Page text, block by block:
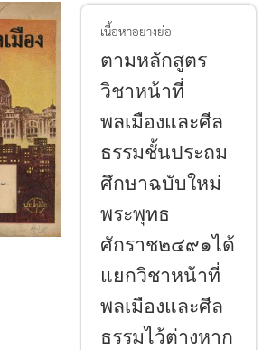
เนื้อหาอย่างย่อ
ตามหลักสูตร
วิชาหน้าที่
พลเมืองและศีล
ธรรมชั้นประถม
ศึกษาฉบับใหม่
พระพุทธ
ศักราช๒๔๙๑ได้
แยกวิชาหน้าที่
พลเมืองและศีล
ธรรมไว้ต่างหาก